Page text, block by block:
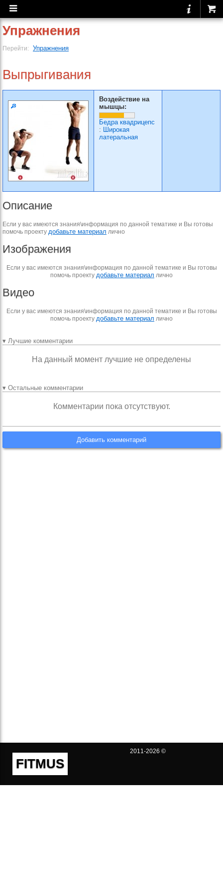
Упражнения
Перейти: Упражнения
Выпрыгивания
Воздействие на
мышцы:
Бедра квадрицепс
: Широкая
латеральная
Описание
Если у вас имеются знания\информация по данной тематике и Вы готовы
помочь проекту добавьте материал лично
Изображения
Если у вас имеются знания\информация по данной тематике и Вы готовы
помочь проекту добавьте материал лично
Видео
Если у вас имеются знания\информация по данной тематике и Вы готовы
помочь проекту добавьте материал лично
▾ Лучшие комментарии
На данный момент лучшие не определены
▾ Остальные комментарии
Комментарии пока отсутствуют.
Добавить комментарий
FITMUS
2011-2026 ©